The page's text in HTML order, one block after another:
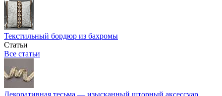
Текстильный бордюр из бахромы
Статьи
Все статьи
Декоративная тесьма — изысканный шторный аксессуар